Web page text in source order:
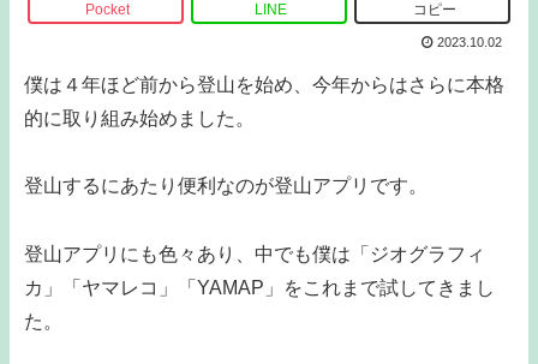
Pocket LINE コピー
2023.10.02
僕は４年ほど前から登山を始め、今年からはさらに本格
的に取り組み始めました。
登山するにあたり便利なのが登山アプリです。
登山アプリにも色々あり、中でも僕は「ジオグラフィ
カ」「ヤマレコ」「YAMAP」をこれまで試してきまし
た。